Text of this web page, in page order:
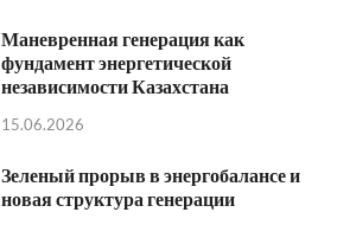
Маневренная генерация как
фундамент энергетической
независимости Казахстана
15.06.2026
Зеленый прорыв в энергобалансе и
новая структура генерации